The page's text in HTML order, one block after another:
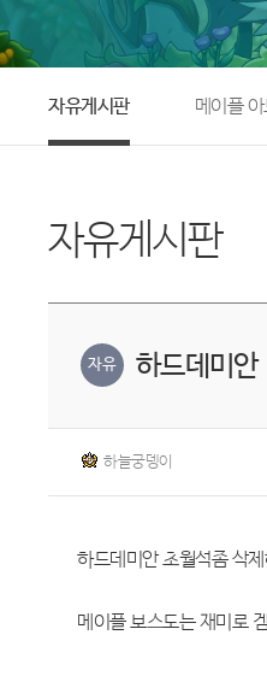
자유게시판 메이플
자유게시판
자유 하드데미안
하늘궁뎅이
하드데미안 초월석좀 삭
메이플 보스도는 재미로